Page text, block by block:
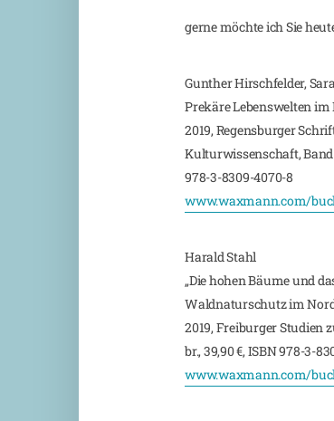
gerne möchte ich Sie
Gunther Hirschfelder,
Prekäre Lebenswelten
2019, Regensburger
Kulturwissenschaft, Band
978-3-8309-4070-8
www.waxmann.com/
Harald Stahl
„Die hohen Bäume und
Waldnaturschutz im
2019, Freiburger Studien
br., 39,90 €, ISBN 978-3-
www.waxmann.com/